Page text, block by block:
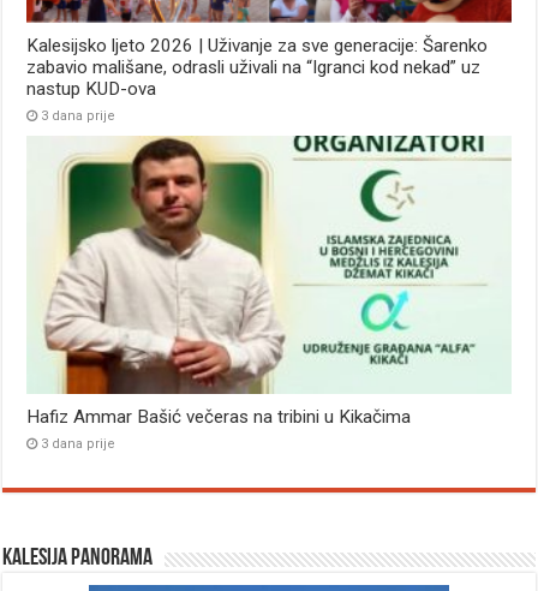
Kalesijsko ljeto 2026 | Uživanje za sve generacije: Šarenko
zabavio mališane, odrasli uživali na “Igranci kod nekad” uz
nastup KUD-ova
3 dana prije
Hafiz Ammar Bašić večeras na tribini u Kikačima
3 dana prije
Kalesija panorama